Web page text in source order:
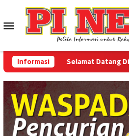
konten
Menu
Mobile
Informasi Selamat Datang Di